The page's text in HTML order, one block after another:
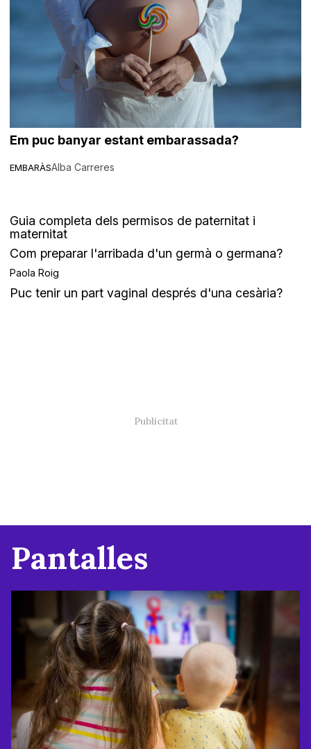
EMBARÀS
Em puc banyar estant embarassada?
Alba Carreres
Guia completa dels permisos de paternitat i
maternitat
Com preparar l'arribada d'un germà o germana?
Paola Roig
Puc tenir un part vaginal després d'una cesària?
Pantalles